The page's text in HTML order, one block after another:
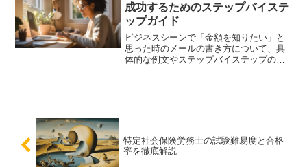
成功するためのステップバイステ
ップガイド
ビジネスシーンで「金額を知りたい」と
思った時のメールの書き方について、具
体的な例文やステップバイステップのガ
特定社会保険労務士の試験難易度と合格
率を徹底解説